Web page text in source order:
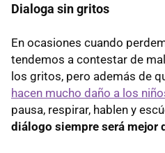
Dialoga sin gritos
En ocasiones cuando
tendemos a contestar de
los gritos, pero además de
hacen mucho daño a los
pausa, respirar, hablen y
diálogo siempre será mejor